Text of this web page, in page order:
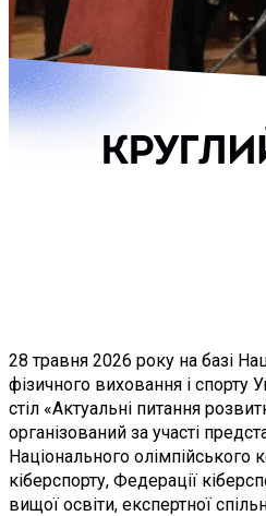
28 травня 2026 року на базі
фізичного виховання і спорту
стіл «Актуальні питання
організований за участі
Національного олімпійського
кіберспорту, Федерації
вищої освіти, експертної